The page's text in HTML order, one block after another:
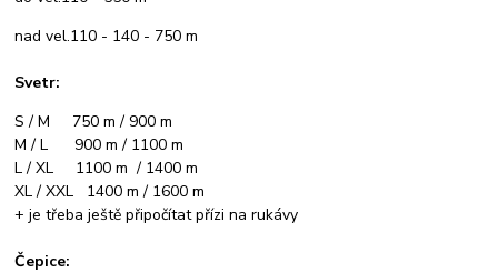
nad vel.110 - 140 - 750 m
Svetr:
S / M 750 m / 900 m
M / L 900 m / 1100 m
L / XL 1100 m / 1400 m
XL / XXL 1400 m / 1600 m
+ je třeba ještě připočítat přízi na rukávy
Čepice: